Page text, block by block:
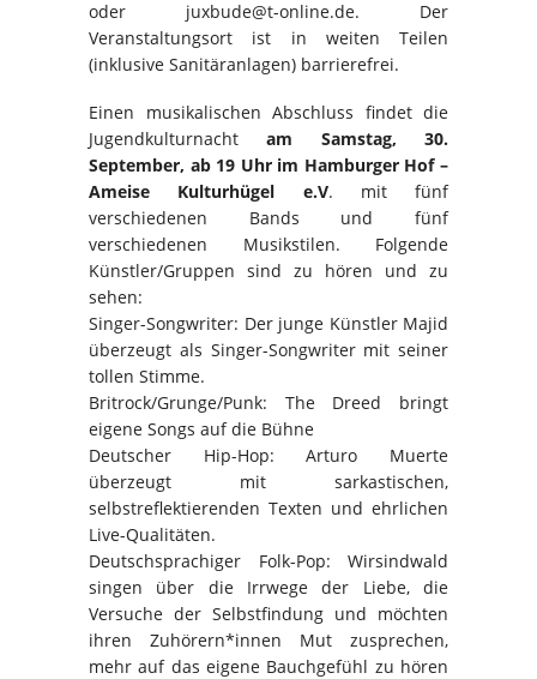
oder juxbude@t-online.de. Der
Veranstaltungsort ist in weiten Teilen
(inklusive Sanitäranlagen) barrierefrei.
Einen musikalischen Abschluss findet die
Jugendkulturnacht am Samstag, 30.
September, ab 19 Uhr im Hamburger Hof –
Ameise Kulturhügel e.V. mit fünf
verschiedenen Bands und fünf
verschiedenen Musikstilen. Folgende
Künstler/Gruppen sind zu hören und zu
sehen:
Singer-Songwriter: Der junge Künstler Majid
überzeugt als Singer-Songwriter mit seiner
tollen Stimme.
Britrock/Grunge/Punk: The Dreed bringt
eigene Songs auf die Bühne
Deutscher Hip-Hop: Arturo Muerte
überzeugt mit sarkastischen,
selbstreflektierenden Texten und ehrlichen
Live-Qualitäten.
Deutschsprachiger Folk-Pop: Wirsindwald
singen über die Irrwege der Liebe, die
Versuche der Selbstfindung und möchten
ihren Zuhörern*innen Mut zusprechen,
mehr auf das eigene Bauchgefühl zu hören